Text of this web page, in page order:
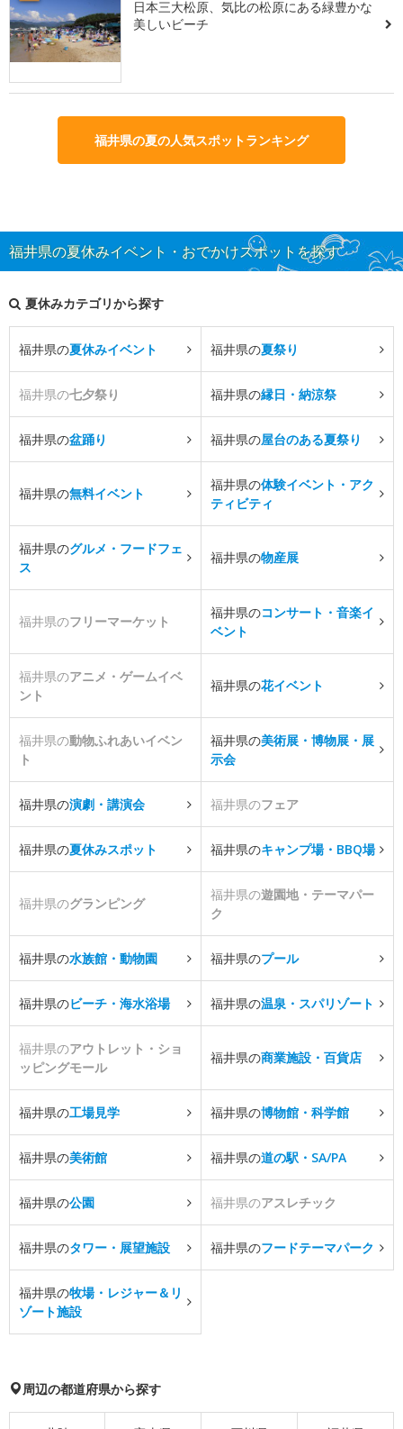
日本三大松原、気比の松原にある緑豊かな
美しいビーチ
福井県の夏の人気スポットランキング
福井県の夏休みイベント・おでかけスポットを探す
夏休みカテゴリから探す
福井県の夏休みイベント 福井県の夏祭り
福井県の七夕祭り 福井県の縁日・納涼祭
福井県の盆踊り 福井県の屋台のある夏祭り
福井県の無料イベント
福井県の体験イベント・アク
ティビティ
福井県のグルメ・フードフェ
ス
福井県の物産展
福井県のフリーマーケット
福井県のコンサート・音楽イ
ベント
福井県のアニメ・ゲームイベ
ント
福井県の花イベント
福井県の動物ふれあいイベン
ト
福井県の美術展・博物展・展
示会
福井県の演劇・講演会 福井県のフェア
福井県の夏休みスポット 福井県のキャンプ場・BBQ場
福井県のグランピング
福井県の遊園地・テーマパー
ク
福井県の水族館・動物園 福井県のプール
福井県のビーチ・海水浴場 福井県の温泉・スパリゾート
福井県のアウトレット・ショ
ッピングモール
福井県の商業施設・百貨店
福井県の工場見学 福井県の博物館・科学館
福井県の美術館 福井県の道の駅・SA/PA
福井県の公園 福井県のアスレチック
福井県のタワー・展望施設 福井県のフードテーマパーク
福井県の牧場・レジャー＆リ
ゾート施設
周辺の都道府県から探す